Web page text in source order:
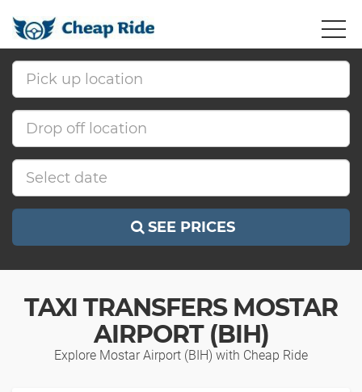
SEE PRICES
TAXI TRANSFERS MOSTAR
AIRPORT (BIH)
Explore Mostar Airport (BIH) with Cheap Ride